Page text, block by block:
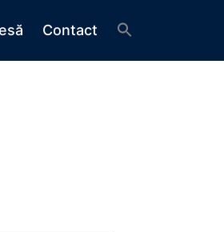
Contact